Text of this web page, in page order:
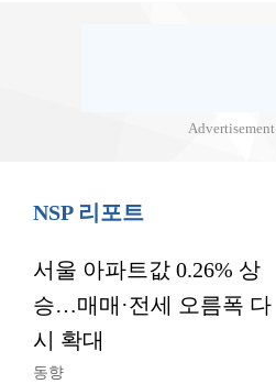
Advertisement
NSP 리포트
서울 아파트값 0.26% 상
승…매매·전세 오름폭 다
시 확대
동향